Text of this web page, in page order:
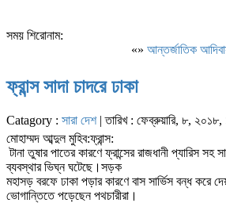
সময় শিরোনাম:
«»আন্তর্জাতিক
ফ্রান্স সাদা চাদরে ঢাকা
Catagory : সারা দেশ| তারিখ : ফেব্রুয়ারি, ৮,
মোহাম্মদ আব্দুল মুহিব:ফ্রান্স:
টানা তুষার পাতের কারণে ফ্রান্সের রাজধানী প্যারিস সহ
ব্যবস্থার ভিঘ্ন ঘটেছে।সড়ক
মহাসড় বরফে ঢাকা পড়ার কারণে বাস সার্ভিস বন্ধ করে
ভোগান্তিতে পড়েছেন পথচারীরা।